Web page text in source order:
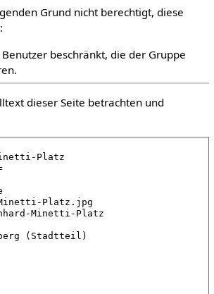
Grund nicht berechtigt, diese
beschränkt, die der Gruppe
dieser Seite betrachten und